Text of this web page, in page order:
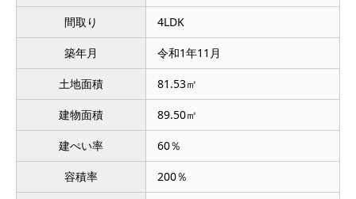
間取り 4LDK
築年月 令和1年11月
土地面積 81.53㎡
建物面積 89.50㎡
建ぺい率 60％
容積率 200％